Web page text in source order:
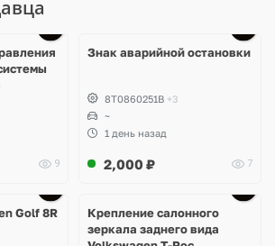
9
Знак аварийной остановки
8T0860251B +3
~
1 день назад
2,000 ₽ 7
Golf 8R
Крепление салонного
зеркала заднего вида